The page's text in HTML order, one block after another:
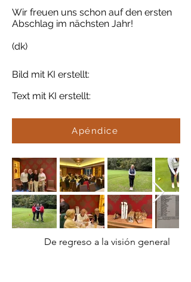
Wir freuen uns schon auf den ersten
Abschlag im nächsten Jahr!
(dk)
Bild mit KI erstellt:
Text mit KI erstellt:
Apéndice
De regreso a la visión general